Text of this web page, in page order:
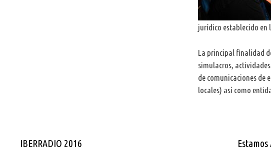
jurídico establecido
La principal finalidad
simulacros,
de comunicaciones de
locales) así como
IBERRADIO 2016 Estamos